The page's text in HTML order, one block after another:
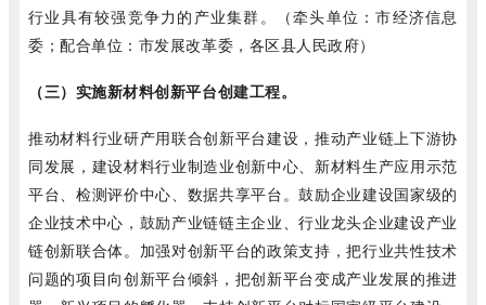
行业具有较强竞争力的产业集群。（牵头单位：市经济信息
委；配合单位：市发展改革委，各区县人民政府）
（三）实施新材料创新平台创建工程。
推动材料行业研产用联合创新平台建设，推动产业链上下游协
同发展，建设材料行业制造业创新中心、新材料生产应用示范
平台、检测评价中心、数据共享平台。鼓励企业建设国家级的
企业技术中心，鼓励产业链链主企业、行业龙头企业建设产业
链创新联合体。加强对创新平台的政策支持，把行业共性技术
问题的项目向创新平台倾斜，把创新平台变成产业发展的推进